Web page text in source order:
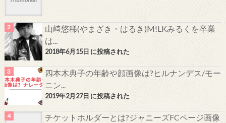
山﨑悠稀(やまざき・はるき)M!LKみるくを卒業
は...
2018年6月15日 に投稿された
四本木典子の年齢や顔画像は?ヒルナンデス/モー
ニン...
2019年2月27日 に投稿された
チケットホルダーとは?ジャニーズFCページ画像